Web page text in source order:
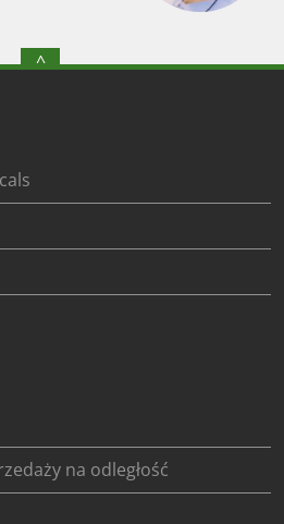
^
na odległość